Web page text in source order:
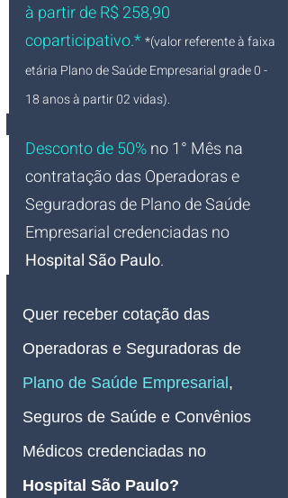
à partir de R$ 258,90
coparticipativo.* *(valor referente à faixa
etária Plano de Saúde Empresarial grade 0 -
18 anos à partir 02 vidas).
Desconto de 50%no 1° Mês na
contratação das Operadoras e
Seguradoras de Plano de Saúde
Empresarial credenciadas no
Hospital São Paulo.
Quer receber cotação das
Operadoras e Seguradoras de
Plano de Saúde Empresarial ,
Seguros de Saúde e Convênios
Médicos credenciadas no
Hospital São Paulo?